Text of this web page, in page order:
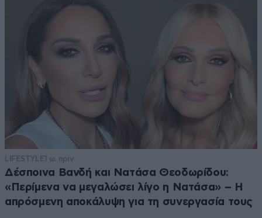
LIFESTYLE1 ω. πριν
Δέσποινα Βανδή και Νατάσα Θεοδωρίδου:
«Περίμενα να μεγαλώσει λίγο η Νατάσα» – Η
απρόσμενη αποκάλυψη για τη συνεργασία τους